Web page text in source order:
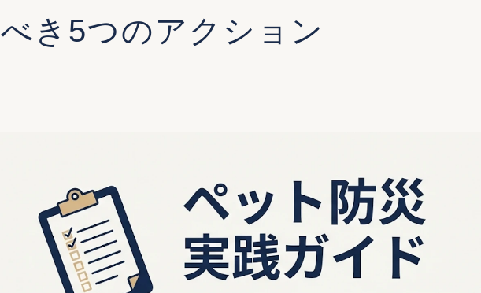
べき5つのアクション